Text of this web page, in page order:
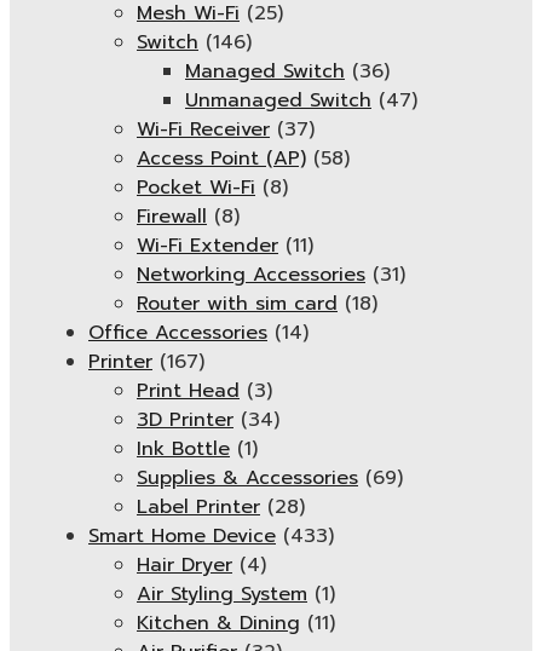
Mesh Wi-Fi (25)
Switch (146)
Managed Switch (36)
Unmanaged Switch (47)
Wi-Fi Receiver (37)
Access Point (AP) (58)
Pocket Wi-Fi (8)
Firewall (8)
Wi-Fi Extender (11)
Networking Accessories (31)
Router with sim card (18)
Office Accessories (14)
Printer (167)
Print Head (3)
3D Printer (34)
Ink Bottle (1)
Supplies & Accessories (69)
Label Printer (28)
Smart Home Device (433)
Hair Dryer (4)
Air Styling System (1)
Kitchen & Dining (11)